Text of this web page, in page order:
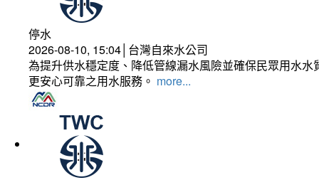
停水
2026-08-10, 15:04│台灣自來水公司
為提升供水穩定度、降低管線漏水風險並確保民眾用水
更安心可靠之用水服務。 more...